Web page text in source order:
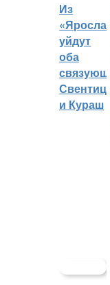
Из
уйдут
оба
и Кураш